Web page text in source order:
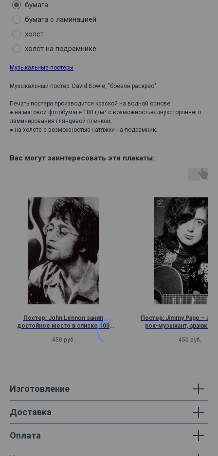
бумага
бумага с ламинацией
холст
холст на подрамнике
Музыкальные постеры
Музыкальный постер: David Bowie, "боевой раскрас".
Печать постера производится краской на водной основе:
● на матовой фотобумаге 180 г/м² с возможностью двухстороннего
ламинирования глянцевой пленкой;
● на холсте с возможностью натяжки на подрамник.
Вас могут заинтересовать эти плакаты:
Постер: John Lennon занял
достойное место в списке 100
величайших британцев всех времен
450 руб.
Постер: Jimmy Page –
рок-музыкант,
продюсер и виртуозный
450 руб.
Изготовление
Доставка
Оплата